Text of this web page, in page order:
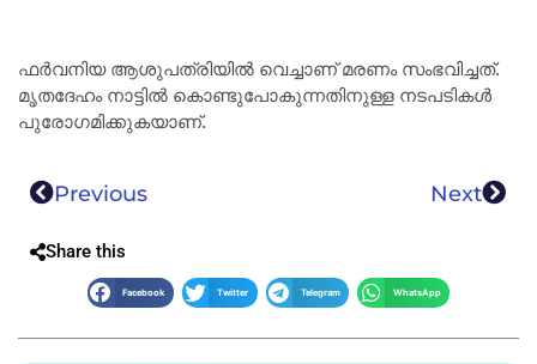
ഫർവനിയ ആശുപത്രിയിൽ വെച്ചാണ് മരണം സംഭവിച്ചത്.
മൃതദേഹം നാട്ടിൽ കൊണ്ടുപോകുന്നതിനുള്ള നടപടികൾ
പുരോഗമിക്കുകയാണ്.
Previous Next
Share this
Facebook Twitter Telegram WhatsApp